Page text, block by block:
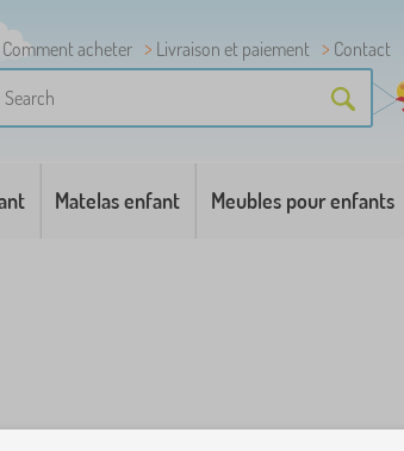
Comment acheter Livraison et paiement
Contact
Matelas enfant Meubles pour enfants